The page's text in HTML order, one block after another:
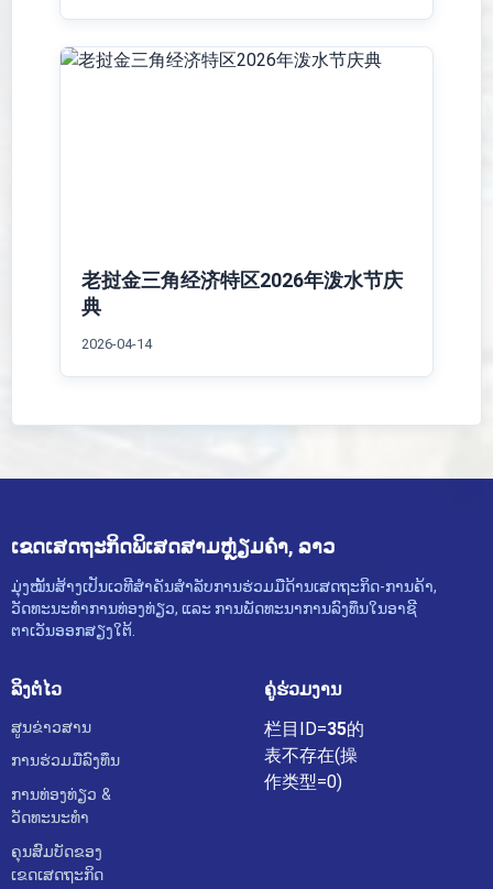
老挝金三角经济特区2026年泼水节庆
典
2026-04-14
ເຂດເສດຖະກິດພິເສດສາມຫຼ່ຽມຄຳ, ລາວ
ມຸ່ງໝັ້ນສ້າງເປັນເວທີສຳຄັນສຳລັບການຮ່ວມມືດ້ານເສດຖະກິດ-ການຄ້າ,
ວັດທະນະທຳການທ່ອງທ່ຽວ, ແລະ ການພັດທະນາການລົງທຶນໃນອາຊີ
ຕາເວັນອອກສຽງໃຕ້.
ລິງຕໍ່ໄວ
ສູນຂ່າວສານ
ການຮ່ວມມືລົງທຶນ
ການທ່ອງທ່ຽວ &
ວັດທະນະທຳ
ຄຸນສົມບັດຂອງ
ເຂດເສດຖະກິດ
ຄູ່ຮ່ວມງານ
栏目ID=35的
表不存在(操
作类型=0)